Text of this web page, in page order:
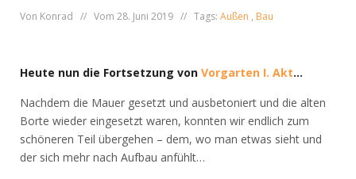
Von Konrad // Vom 28. Juni 2019 // Tags: Außen , Bau
Heute nun die Fortsetzung von Vorgarten I. Akt…
Nachdem die Mauer gesetzt und ausbetoniert und die alten
Borte wieder eingesetzt waren, konnten wir endlich zum
schöneren Teil übergehen – dem, wo man etwas sieht und
der sich mehr nach Aufbau anfühlt…